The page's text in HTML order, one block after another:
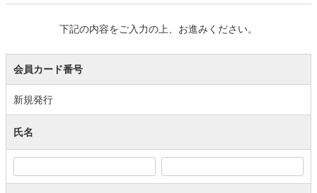
下記の内容をご入力の上、お進みください。
会員カード番号
新規発行
氏名